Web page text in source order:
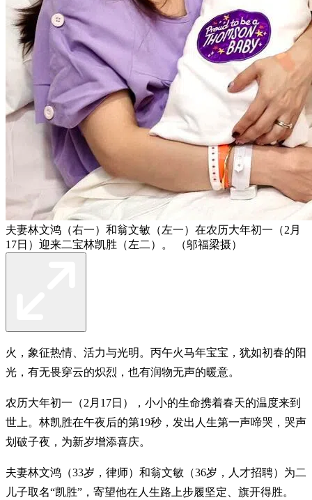
夫妻林文鸿（右一）和翁文敏（左一）在农历大年初一（2月
17日）迎来二宝林凯胜（左二）。 （邬福梁摄）
火，象征热情、活力与光明。丙午火马年宝宝，犹如初春的阳
光，有无畏穿云的炽烈，也有润物无声的暖意。
农历大年初一（2月17日），小小的生命携着春天的温度来到
世上。林凯胜在午夜后的第19秒，发出人生第一声啼哭，哭声
划破子夜，为新岁增添喜庆。
夫妻林文鸿（33岁，律师）和翁文敏（36岁，人才招聘）为二
儿子取名“凯胜”，寄望他在人生路上步履坚定、旗开得胜。